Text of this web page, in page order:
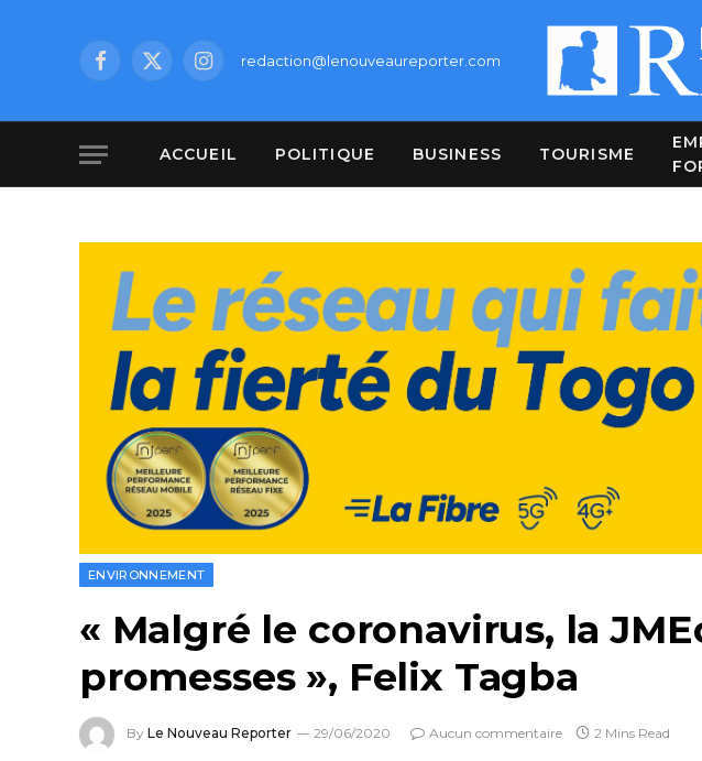
Facebook
X
Instagramredaction@lenouveaureporter.com
ACCUEIL POLITIQUE BUSINESS TOURISME
ENVIRONNEMENT
« Malgré le coronavirus, la
promesses », Felix Tagba
By Le Nouveau Reporter 29/06/2020 Aucun commentaire 2 Mins Read